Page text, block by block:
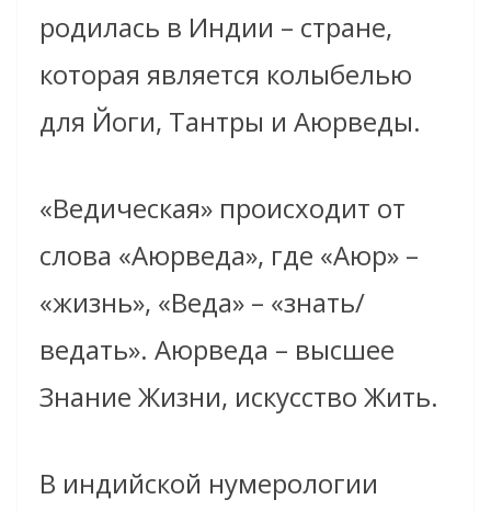
родилась в Индии – стране,
которая является колыбелью
для Йоги, Тантры и Аюрведы.
«Ведическая» происходит от
слова «Аюрведа», где «Аюр» –
«жизнь», «Веда» – «знать/
ведать». Аюрведа – высшее
Знание Жизни, искусство Жить.
В индийской нумерологии